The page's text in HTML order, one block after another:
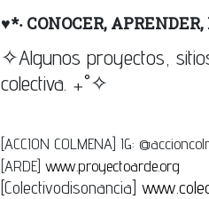
♥︎*‧ CONOCER,
✧Algunos proyectos,
colectiva. ₊˚✧
[ACCION COLMENA] IG:
[ARDE] www.proyectoarde.org
[Colectivodisonancia]